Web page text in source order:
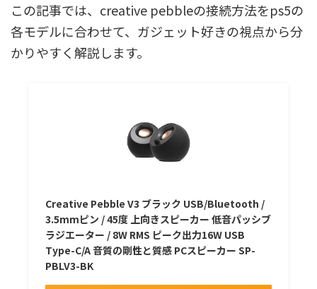
この記事では、creative pebbleの接続方法をps5の
各モデルに合わせて、ガジェット好きの視点から分
かりやすく解説します。
Creative Pebble V3 ブラック USB/Bluetooth /
3.5mmピン / 45度 上向きスピーカー 低音パッシブ
ラジエーター / 8W RMS ピーク出力16W USB
Type-C/A 音質の剛性と質感 PCスピーカー SP-
PBLV3-BK